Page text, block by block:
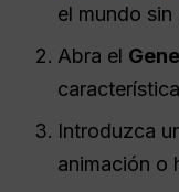
el mundo
Abra el
Introduzca
animación o